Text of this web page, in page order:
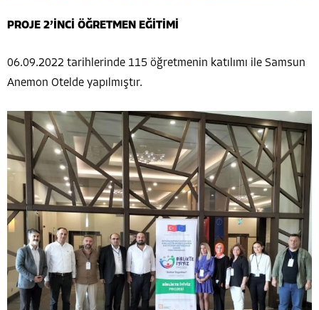
PROJE 2’İNCİ ÖĞRETMEN EĞİTİMİ
06.09.2022 tarihlerinde 115 öğretmenin katılımı ile Samsun
Anemon Otelde yapılmıştır.